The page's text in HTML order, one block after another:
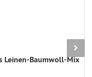
Leinen-Baumwoll-Mix